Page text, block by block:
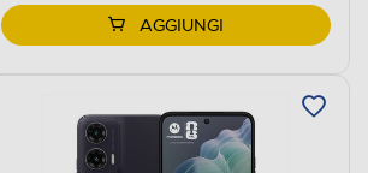
AGGIUNGI